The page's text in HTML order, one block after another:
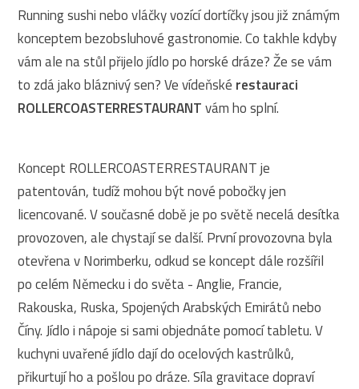
Running sushi nebo vláčky vozící dortíčky jsou již známým
konceptem bezobsluhové gastronomie. Co takhle kdyby
vám ale na stůl přijelo jídlo po horské dráze? Že se vám
to zdá jako bláznivý sen? Ve vídeňské restauraci
ROLLERCOASTERRESTAURANTvám ho splní.
Koncept ROLLERCOASTERRESTAURANT je
patentován, tudíž mohou být nové pobočky jen
licencované. V současné době je po světě necelá desítka
provozoven, ale chystají se další. První provozovna byla
otevřena v Norimberku, odkud se koncept dále rozšířil
po celém Německu i do světa - Anglie, Francie,
Rakouska, Ruska, Spojených Arabských Emirátů nebo
Číny. Jídlo i nápoje si sami objednáte pomocí tabletu. V
kuchyni uvařené jídlo dají do ocelových kastrůlků,
přikurtují ho a pošlou po dráze. Síla gravitace dopraví